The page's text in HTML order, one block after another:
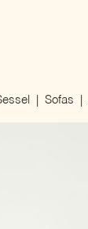
Sofas